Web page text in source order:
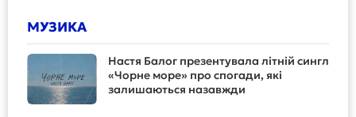
МУЗИКА
Настя Балог презентувала літній сингл
«Чорне море» про спогади, які
залишаються назавжди